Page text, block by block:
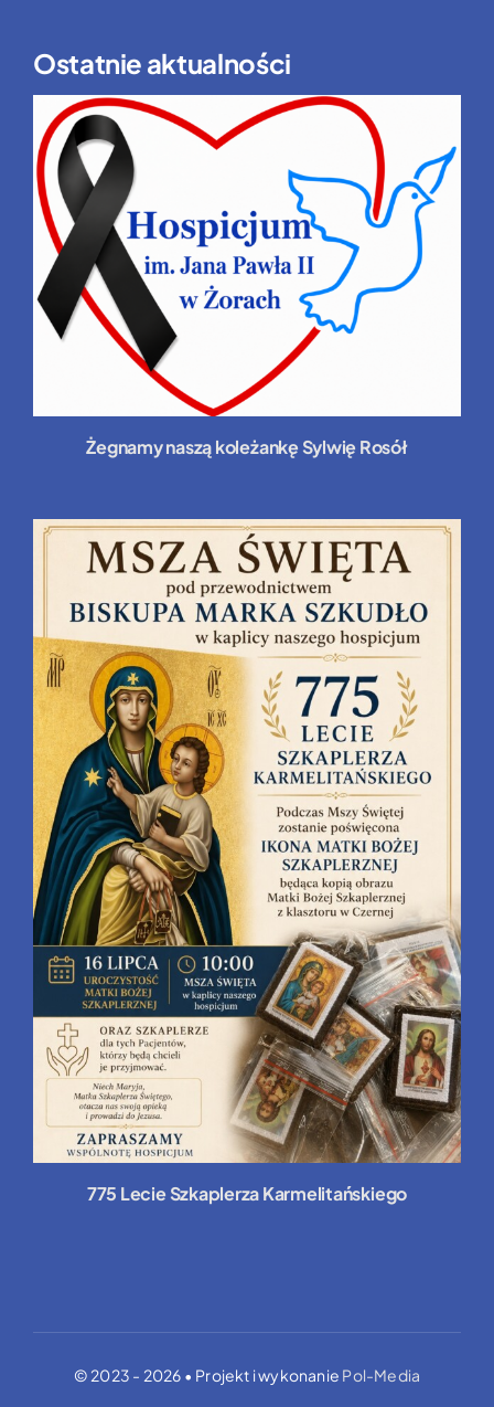
Ostatnie aktualności
Żegnamy naszą koleżankę Sylwię Rosół
775 Lecie Szkaplerza Karmelitańskiego
© 2023 - 2026 • Projekt i wykonanie Pol-Media